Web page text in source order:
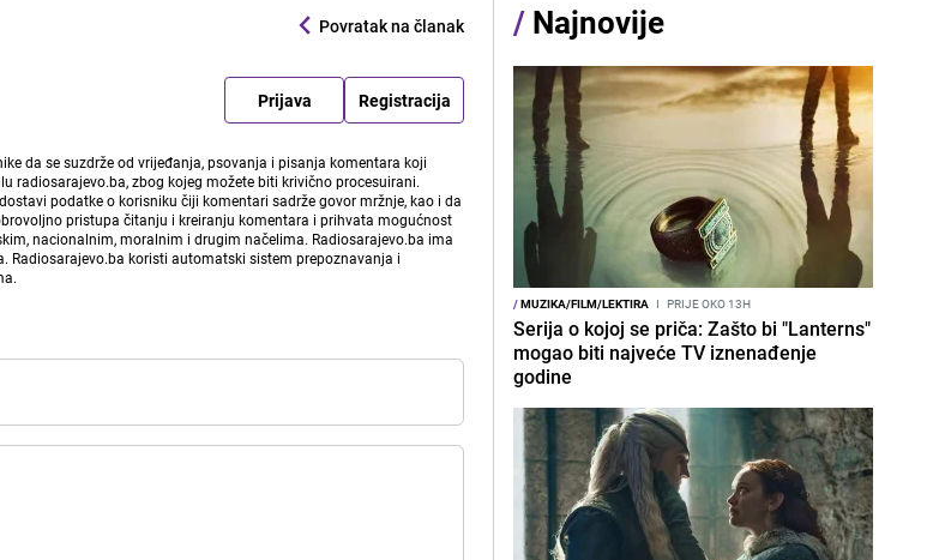
Povratak na članak
Prijava Registracija
da se suzdrže od vrijeđanja, psovanja i pisanja komentara koji
radiosarajevo.ba, zbog kojeg možete biti krivično procesuirani.
podatke o korisniku čiji komentari sadrže govor mržnje, kao i da
pristupa čitanju i kreiranju komentara i prihvata mogućnost
nacionalnim, moralnim i drugim načelima. Radiosarajevo.ba ima
Radiosarajevo.ba koristi automatski sistem prepoznavanja i
/ Najnovije
/MUZIKA/FILM/LEKTIRA I PRIJE OKO 13H
Serija o kojoj se priča: Zašto bi "Lanterns"
mogao biti najveće TV iznenađenje
godine